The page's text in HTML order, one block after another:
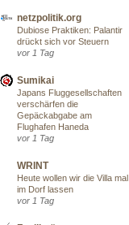
netzpolitik.org
Dubiose Praktiken: Palantir
drückt sich vor Steuern
vor 1 Tag
Sumikai
Japans Fluggesellschaften
verschärfen die
Gepäckabgabe am
Flughafen Haneda
vor 1 Tag
WRINT
Heute wollen wir die Villa mal
im Dorf lassen
vor 1 Tag